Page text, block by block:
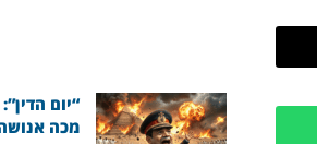
“יום
מכה